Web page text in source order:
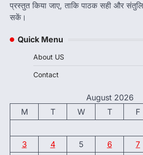
प्रस्तुत किया जाए, ताकि पाठक सही और
सकें।
Quick Menu
About US
Contact
August 2026
M
T W T F
3
4 5 6 7